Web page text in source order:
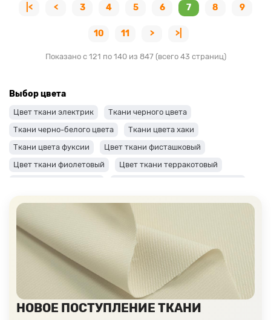
|< < 3 4 5 6 7 8 9
10 11 > >|
Показано с 121 по 140 из 847 (всего 43 страниц)
Выбор цвета
Цвет ткани электрик
Ткани черного цвета
Ткани черно-белого цвета
Ткани цвета хаки
Ткани цвета фуксии
Цвет ткани фисташковый
Цвет ткани фиолетовый
Цвет ткани терракотовый
Цвет ткани салатовый
Цвет ткани розовый
Ткани цвета пудра
Ткани персикового цвета
Ткани оранжевого цвета
Ткани оливкового цвета
Цвет ткани мятный
Ткани цвета айвори, молочные оттенки
Ткани лимонного цвета
Ткани красного цвета разных оттенков
НОВОЕ ПОСТУПЛЕНИЕ ТКАНИ